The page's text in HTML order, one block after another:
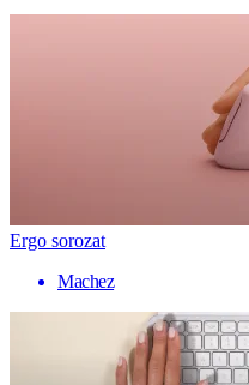
Ergo sorozat
Machez